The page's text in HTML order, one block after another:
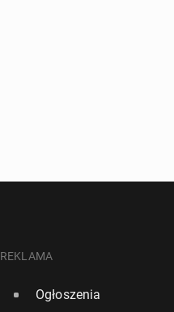
REKLAMA
Ogłoszenia